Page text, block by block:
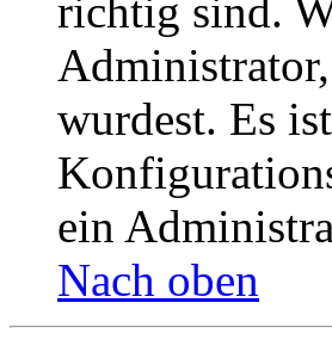
richtig sind.
wurdest. Es
ein
Nach oben